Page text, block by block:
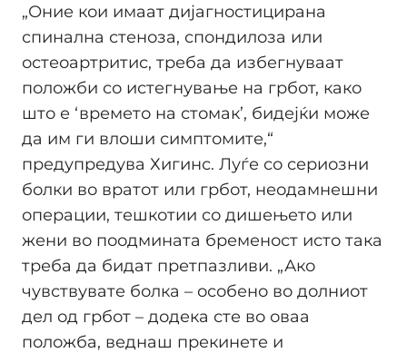
„Оние кои имаат дијагностицирана
спинална стеноза, спондилоза или
остеоартритис, треба да избегнуваат
положби со истегнување на грбот, како
што е ‘времето на стомак’, бидејќи може
да им ги влоши симптомите,“
предупредува Хигинс. Луѓе со сериозни
болки во вратот или грбот, неодамнешни
операции, тешкотии со дишењето или
жени во поодмината бременост исто така
треба да бидат претпазливи. „Ако
чувствувате болка – особено во долниот
дел од грбот – додека сте во оваа
положба, веднаш прекинете и